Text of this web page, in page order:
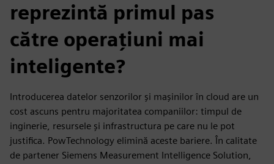
reprezintă primul pas
către operațiuni mai
inteligente?
Introducerea datelor senzorilor și mașinilor în cloud are un
cost ascuns pentru majoritatea companiilor: timpul de
inginerie, resursele și infrastructura pe care nu le pot
justifica. PowTechnology elimină aceste bariere. În calitate
de partener Siemens Measurement Intelligence Solution,